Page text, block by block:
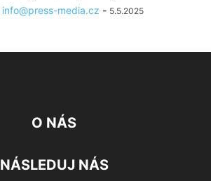
info@press-media.cz - 5.5.2025
O NÁS
NÁSLEDUJ NÁS